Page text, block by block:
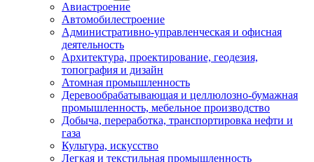
Авиастроение
Автомобилестроение
Административно-управленческая и офисная
деятельность
Архитектура, проектирование, геодезия,
топография и дизайн
Атомная промышленность
Деревообрабатывающая и целлюлозно-бумажная
промышленность, мебельное производство
Добыча, переработка, транспортировка нефти и
газа
Культура, искусство
Легкая и текстильная промышленность